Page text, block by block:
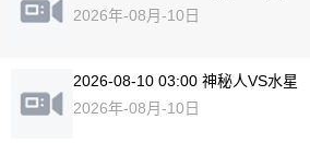
2026年-08月-10日
2026-08-10 03:00 神秘人VS水星
2026年-08月-10日